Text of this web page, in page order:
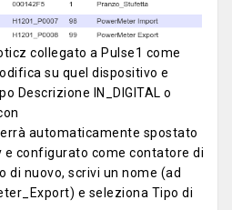
collegato a Pulse1 come
su quel dispositivo e
Descrizione IN_DIGITAL o
automaticamente spostato
e configurato come contatore di
di nuovo, scrivi un nome (ad
e seleziona Tipo di